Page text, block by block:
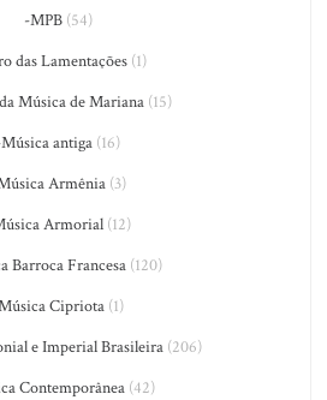
-MPB(54)
das Lamentações (1)
Música de Mariana(15)
antiga (16)
Armênia(3)
Armorial(12)
Barroca Francesa(120)
Cipriota (1)
e Imperial Brasileira(206)
Contemporânea(42)